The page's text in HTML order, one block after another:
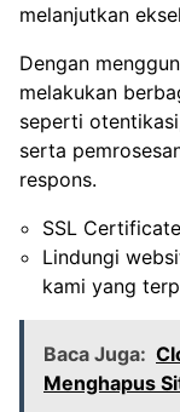
melanjutkan
Dengan
melakukan
seperti
serta
respons.
SSL Certificate
Lindungi
kami yang
Baca Juga:
Menghapus